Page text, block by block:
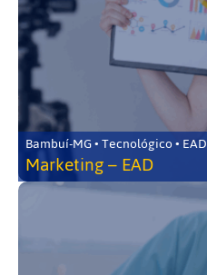
Bambuí-MG • Tecnológico • EAD
Marketing – EAD